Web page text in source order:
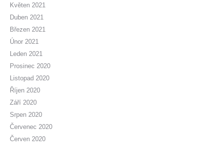
Květen 2021
Duben 2021
Březen 2021
Únor 2021
Leden 2021
Prosinec 2020
Listopad 2020
Říjen 2020
Září 2020
Srpen 2020
Červenec 2020
Červen 2020